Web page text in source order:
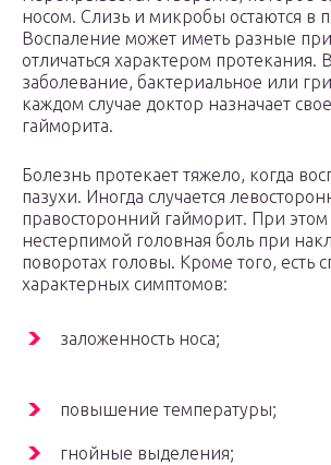
носом. Слизь и микробы остаются в
Воспаление может иметь разные
отличаться характером протекания.
заболевание, бактериальное или
каждом случае доктор назначает
гайморита.
Болезнь протекает тяжело, когда
пазухи. Иногда случается
правосторонний гайморит. При этом
нестерпимой головная боль при
поворотах головы. Кроме того, есть
характерных симптомов:
заложенность носа;
повышение температуры;
гнойные выделения;